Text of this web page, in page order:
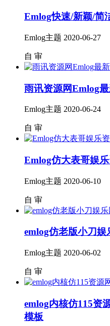
Emlog快速/新颖/简
Emlog主题 2020-06-27
自 审
雨讯资源网Emlog
Emlog主题 2020-06-24
自 审
Emlog仿大表哥娱
Emlog主题 2020-06-10
自 审
emlog仿老版小刀
Emlog主题 2020-06-02
自 审
emlog内核仿115资
模板